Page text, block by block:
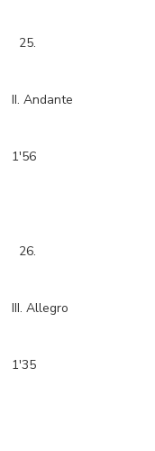
25.
II. Andante
1'56
26.
III. Allegro
1'35